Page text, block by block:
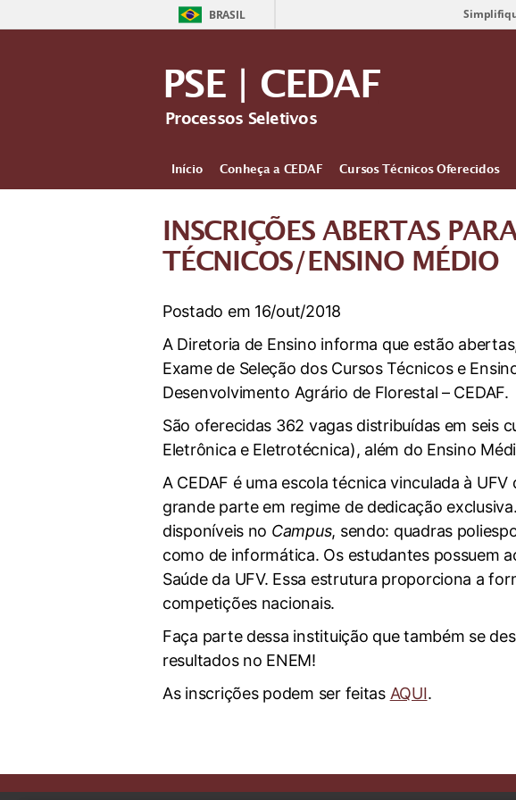
BRASIL
PSE | CEDAF
Processos Seletivos
Início Conheça a CEDAF Cursos Técnicos Oferecidos
INSCRIÇÕES ABERTAS
TÉCNICOS/ENSINO MÉDIO
Postado em 16/out/2018
A Diretoria de Ensino informa que estão
Exame de Seleção dos Cursos Técnicos e
Desenvolvimento Agrário de Florestal – CEDAF.
São oferecidas 362 vagas distribuídas em seis
Eletrônica e Eletrotécnica), além do Ensino
A CEDAF é uma escola técnica vinculada à
grande parte em regime de dedicação
disponíveis no Campus, sendo: quadras
como de informática. Os estudantes possuem
Saúde da UFV. Essa estrutura proporciona a
competições nacionais.
Faça parte dessa instituição que também se
resultados no ENEM!
As inscrições podem ser feitas AQUI.